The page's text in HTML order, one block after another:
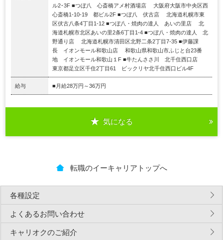
ル2･3F ■つぼ八 心斎橋アメ村酒場店 大阪府大阪市中央区西
心斎橋1-10-19 都ビル2F ■つぼ八 伏古店 北海道札幌市東
区伏古八条4丁目1-12 ■つぼ八・焼肉の達人 あいの里店 北
海道札幌市北区あいの里2条6丁目1-4 ■つぼ八・焼肉の達人 北
野通り店 北海道札幌市清田区北野二条2丁目7-35 ■伊藤課
長 イオンモール和歌山店 和歌山県和歌山市ふじと台23番
地 イオンモール和歌山１F ■牛たんささ川 北千住西口店
東京都足立区千住2丁目61 ビックリヤ北千住西口ビル4F
給与 ■月給28万円～36万円
気になる
転職のイーキャリアトップへ
各種設定
よくあるお問い合わせ
キャリオクのご紹介